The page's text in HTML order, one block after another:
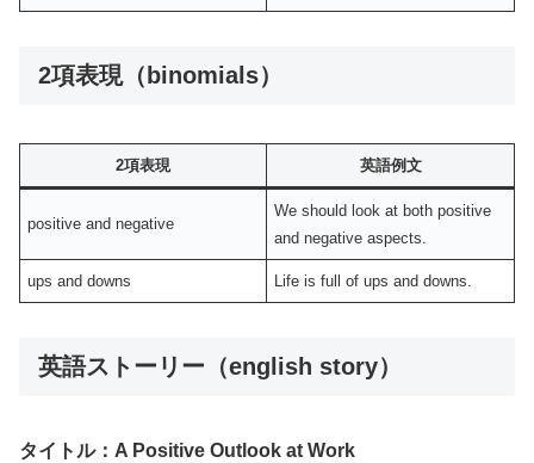
2項表現（binomials）
2項表現 英語例文
positive and negative
We should look at both positive
and negative aspects.
ups and downs Life is full of ups and downs.
英語ストーリー（english story）
タイトル：A Positive Outlook at Work